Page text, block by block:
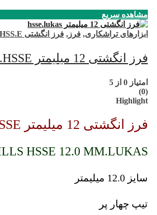
مشاهده سریع
ابزارهای تراشکاری, فرز , فرز انگشتی HSS.E
فرز انگشتی 12 میلیمتر LUKAS.HSSE
امتیاز 0 از 5
(0)
Highlight
فرز انگشتی 12 میلیمتر LUKAS.HSSE
HSSE 12.0 MM.LUKAS
سایز 12.0 میلیمتر
تیپ چهار پر